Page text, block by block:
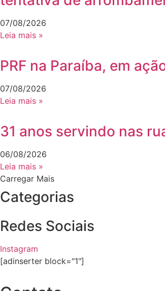
07/08/2026
Leia mais »
PRF na Paraíba, em
07/08/2026
Leia mais »
31 anos servindo nas
06/08/2026
Leia mais »
Carregar Mais
Categorias
Redes Sociais
Instagram
[adinserter block="1"]